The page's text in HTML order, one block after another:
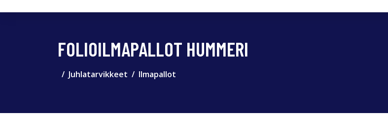
FOLIOILMAPALLOT HUMMERI
Juhlatarvikkeet Ilmapallot